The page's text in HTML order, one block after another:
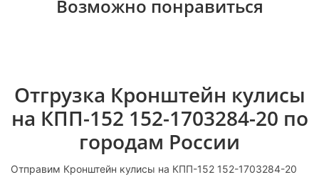
Возможно понравиться
Отгрузка Кронштейн кулисы
на КПП-152 152-1703284-20 по
городам России
Отправим Кронштейн кулисы на КПП-152 152-1703284-20